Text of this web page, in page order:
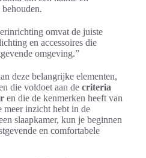
omvat de juiste
en accessoires die
omgeving.”
deze belangrijke elementen,
die voldoet aan de criteria
en die de kenmerken heeft van
meer inzicht hebt in de
slaapkamer, kun je beginnen
en comfortabele